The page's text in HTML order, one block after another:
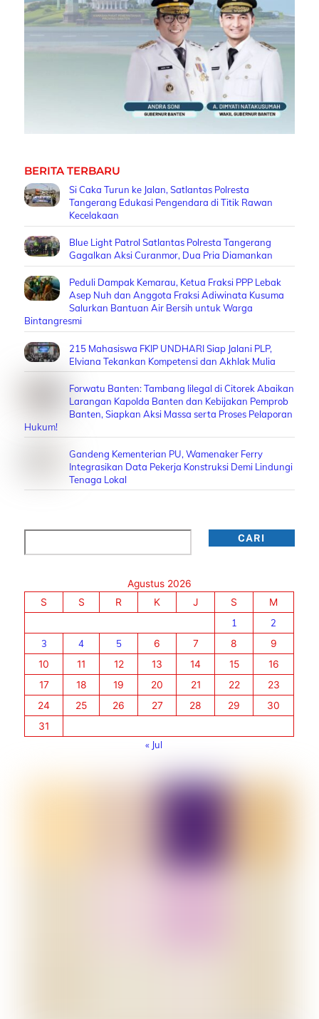
BERITA TERBARU
Si Caka Turun ke Jalan, Satlantas Polresta
Tangerang Edukasi Pengendara di Titik Rawan
Kecelakaan
Blue Light Patrol Satlantas Polresta Tangerang
Gagalkan Aksi Curanmor, Dua Pria Diamankan
Peduli Dampak Kemarau, Ketua Fraksi PPP Lebak
Asep Nuh dan Anggota Fraksi Adiwinata Kusuma
Salurkan Bantuan Air Bersih untuk Warga
Bintangresmi
215 Mahasiswa FKIP UNDHARI Siap Jalani PLP,
Elviana Tekankan Kompetensi dan Akhlak Mulia
Forwatu Banten: Tambang Iilegal di Citorek Abaikan
Larangan Kapolda Banten dan Kebijakan Pemprob
Banten, Siapkan Aksi Massa serta Proses Pelaporan
Hukum!
Gandeng Kementerian PU, Wamenaker Ferry
Integrasikan Data Pekerja Konstruksi Demi Lindungi
Tenaga Lokal
CARI
Agustus 2026
S
S R K J S
M
1
2
3
4 5 6 7 8
9
10
11 12 13 14 15
16
17
18 19 20 21 22
23
24
25 26 27 28 29
30
31
« Jul